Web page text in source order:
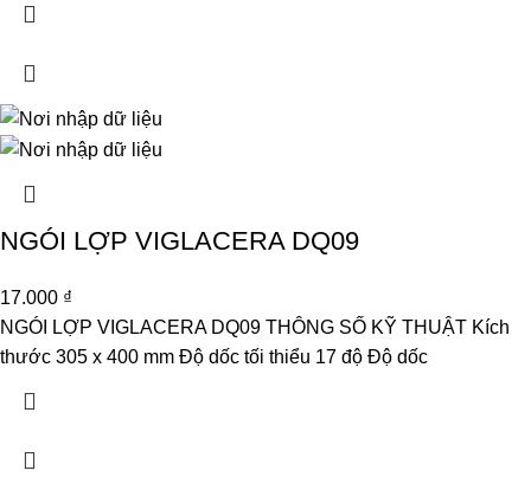
NGÓI LỢP VIGLACERA DQ09
17.000 ₫
NGÓI LỢP VIGLACERA DQ09 THÔNG SỐ KỸ THUẬT Kích
thước 305 x 400 mm Độ dốc tối thiểu 17 độ Độ dốc